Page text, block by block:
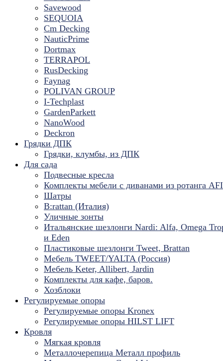
Savewood
SEQUOIA
Cm Decking
NauticPrime
Dortmax
TERRAPOL
RusDecking
Faynag
POLIVAN GROUP
I-Techplast
GardenParkett
NanoWood
Deckron
Грядки ДПК
Грядки, клумбы, из ДПК
Для сада
Подвесные кресла
Комплекты мебели с диванами из ротанга
Шатры
B:rattan (Италия)
Уличные зонты
Итальянские шезлонги Nardi: Alfa, Omega
и Eden
Пластиковые шезлонги Tweet, Brattan
Мебель TWEET/YALTA (Россия)
Мебель Keter, Allibert, Jardin
Комплекты для кафе, баров.
Хозблоки
Регулируемые опоры
Регулируемые опоры Kronex
Регулируемые опоры HILST LIFT
Кровля
Мягкая кровля
Металлочерепица Металл профиль